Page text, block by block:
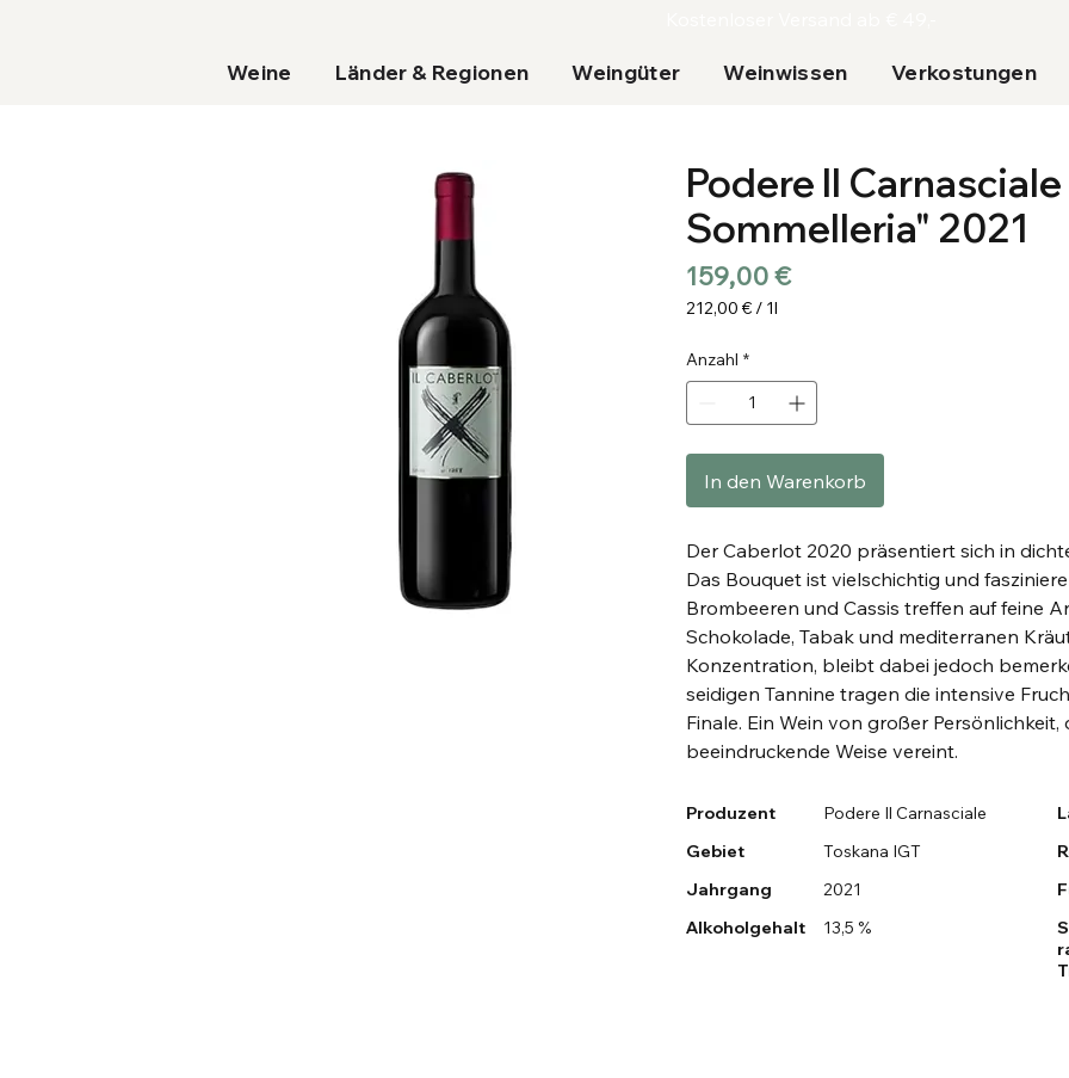
Weine Länder & Regionen Weingüter Weinwissen Verkostungen
Podere Il
Sommelleria" 2021
159,00 €Preis
212,00 € / 1l
pro
1
Anzahl *
In den Warenkorb
Der Caberlot 2020 präsentiert sich in
Das Bouquet ist vielschichtig und
Brombeeren und Cassis treffen auf feine
Schokolade, Tabak und mediterranen
Konzentration, bleibt dabei jedoch
seidigen Tannine tragen die intensive
Finale. Ein Wein von großer
beeindruckende Weise vereint.
Produzent Podere Il Carnasciale
Gebiet
Toskana IGT
Jahrgang
2021
Alkoholgehalt
13,5 %